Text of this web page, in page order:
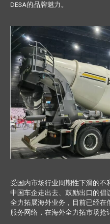
DESA的品牌魅力。
受国内市场行业周期性下滑的
中国车企走出去、鼓励出口的倡
全力拓展海外业务，目前已经在
服务网络，在海外全力拓市场抢